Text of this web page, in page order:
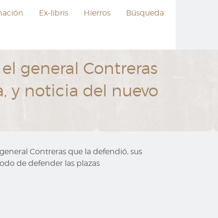
Ex-libris Hierros Búsqueda
general Contreras
y noticia del nuevo
Contreras que la defendió, sus
de defender las plazas